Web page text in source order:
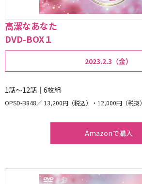
高潔なあなた
DVD-BOX１
2023.2.3（金）
1話～12話｜6枚組
OPSD-B848 13,200円（税込）・12,000円（税抜）
Amazonで購入